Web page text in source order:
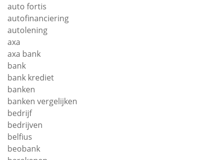
auto fortis
autofinanciering
autolening
axa
axa bank
bank
bank krediet
banken
banken vergelijken
bedrijf
bedrijven
belfius
beobank